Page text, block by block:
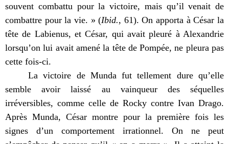
souvent combattu pour la victoire, mais qu’il venait de
combattre pour la vie. » (Ibid., 61). On apporta à César la
tête de Labienus, et César, qui avait pleuré à Alexandrie
lorsqu’on lui avait amené la tête de Pompée, ne pleura pas
cette fois-ci.
La victoire de Munda fut tellement dure qu’elle
semble avoir laissé au vainqueur des séquelles
irréversibles, comme celle de Rocky contre Ivan Drago.
Après Munda, César montre pour la première fois les
signes d’un comportement irrationnel. On ne peut